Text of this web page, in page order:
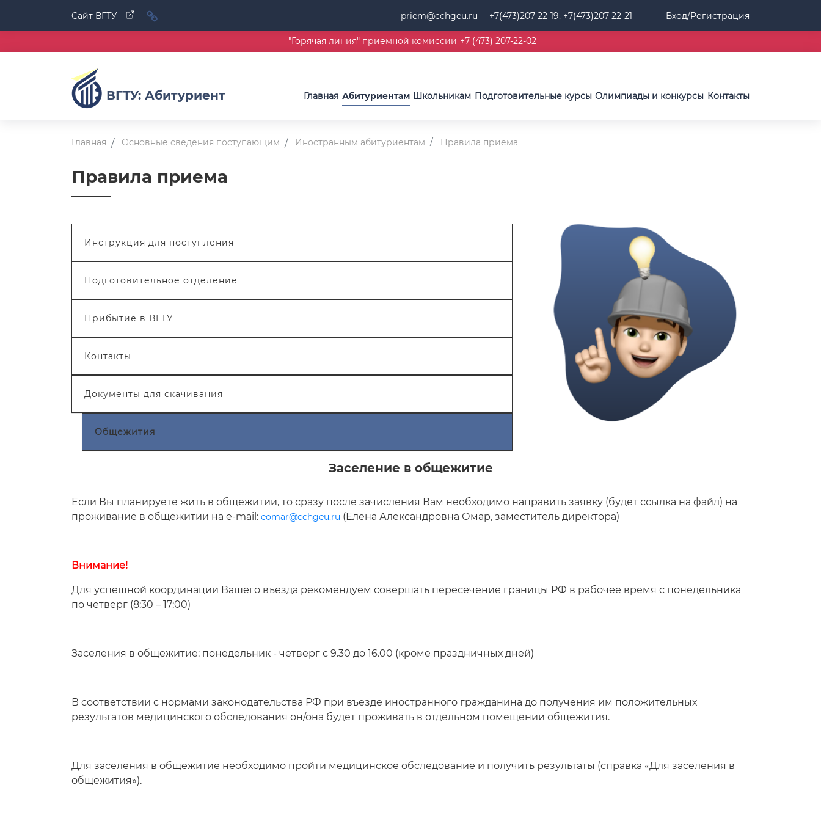
Cайт ВГТУ priem@cchgeu.ru +7(473)207-22-19, +7(473)207-22-21 Вход/Регистрация
"Горячая линия" приемной комиссии +7 (473) 207-22-02
ВГТУ: Абитуриент Главная Абитуриентам Школьникам Подготовительные курсы Олимпиады и конкурсы Контакты
Главная Основные сведения поступающим Иностранным абитуриентам Правила приема
Правила приема
Инструкция для поступления
Подготовительное отделение
Прибытие в ВГТУ
Контакты
Документы для скачивания
Общежития
Заселение в общежитие
Если Вы планируете жить в общежитии, то сразу после зачисления Вам необходимо направить заявку (будет ссылка на файл) на
проживание в общежитии на e-mail: eomar@cchgeu.ru (Елена Александровна Омар, заместитель директора)
Внимание!
Для успешной координации Вашего въезда рекомендуем совершать пересечение границы РФ в рабочее время с понедельника
по четверг (8:30 – 17:00)
Заселения в общежитие: понедельник - четверг с 9.30 до 16.00 (кроме праздничных дней)
В соответствии с нормами законодательства РФ при въезде иностранного гражданина до получения им положительных
результатов медицинского обследования он/она будет проживать в отдельном помещении общежития.
Для заселения в общежитие необходимо пройти медицинское обследование и получить результаты (справка «Для заселения в
общежития»).